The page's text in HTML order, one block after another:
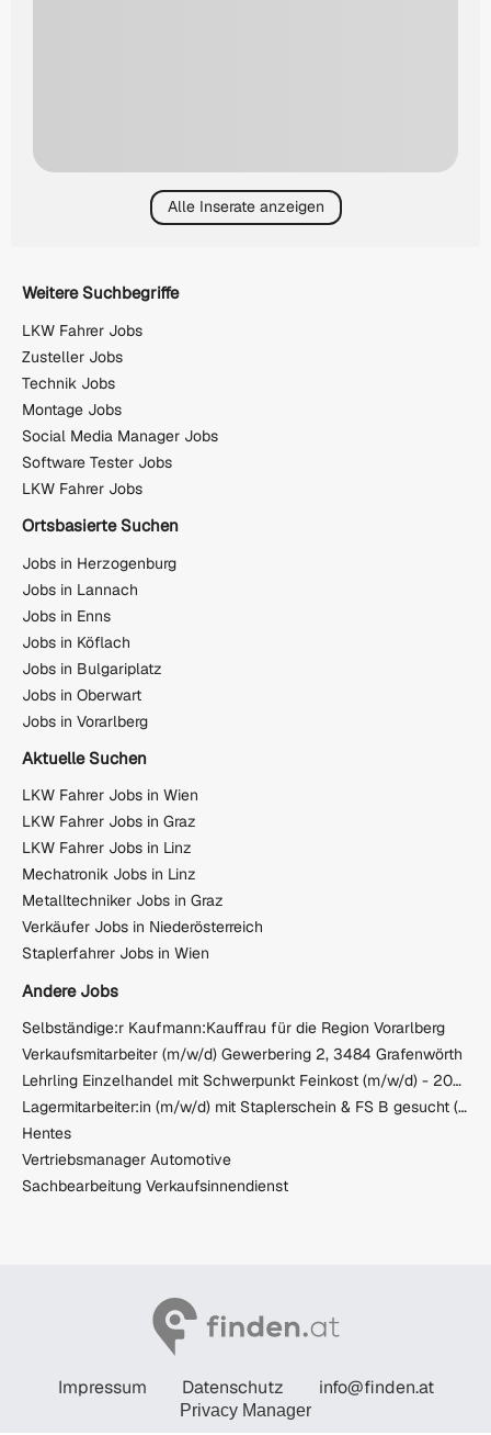
Alle Inserate anzeigen
Weitere Suchbegriffe
LKW Fahrer Jobs
Zusteller Jobs
Technik Jobs
Montage Jobs
Social Media Manager Jobs
Software Tester Jobs
LKW Fahrer Jobs
Ortsbasierte Suchen
Jobs in Herzogenburg
Jobs in Lannach
Jobs in Enns
Jobs in Köflach
Jobs in Bulgariplatz
Jobs in Oberwart
Jobs in Vorarlberg
Aktuelle Suchen
LKW Fahrer Jobs in Wien
LKW Fahrer Jobs in Graz
LKW Fahrer Jobs in Linz
Mechatronik Jobs in Linz
Metalltechniker Jobs in Graz
Verkäufer Jobs in Niederösterreich
Staplerfahrer Jobs in Wien
Andere Jobs
Selbständige:r Kaufmann:Kauffrau für die Region Vorarlberg
Verkaufsmitarbeiter (m/w/d) Gewerbering 2, 3484 Grafenwörth
Lehrling Einzelhandel mit Schwerpunkt Feinkost (m/w/d) - 2026/2027
Lagermitarbeiter:in (m/w/d) mit Staplerschein & FS B gesucht (m/w/d)
Hentes
Vertriebsmanager Automotive
Sachbearbeitung Verkaufsinnendienst
Impressum Datenschutz info@finden.at
Privacy Manager